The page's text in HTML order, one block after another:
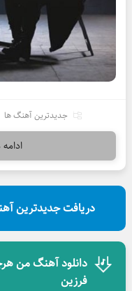
جدیدترین آهنگ ها
دریافت جدیدترین
دانلود آهنگ من
فرزین